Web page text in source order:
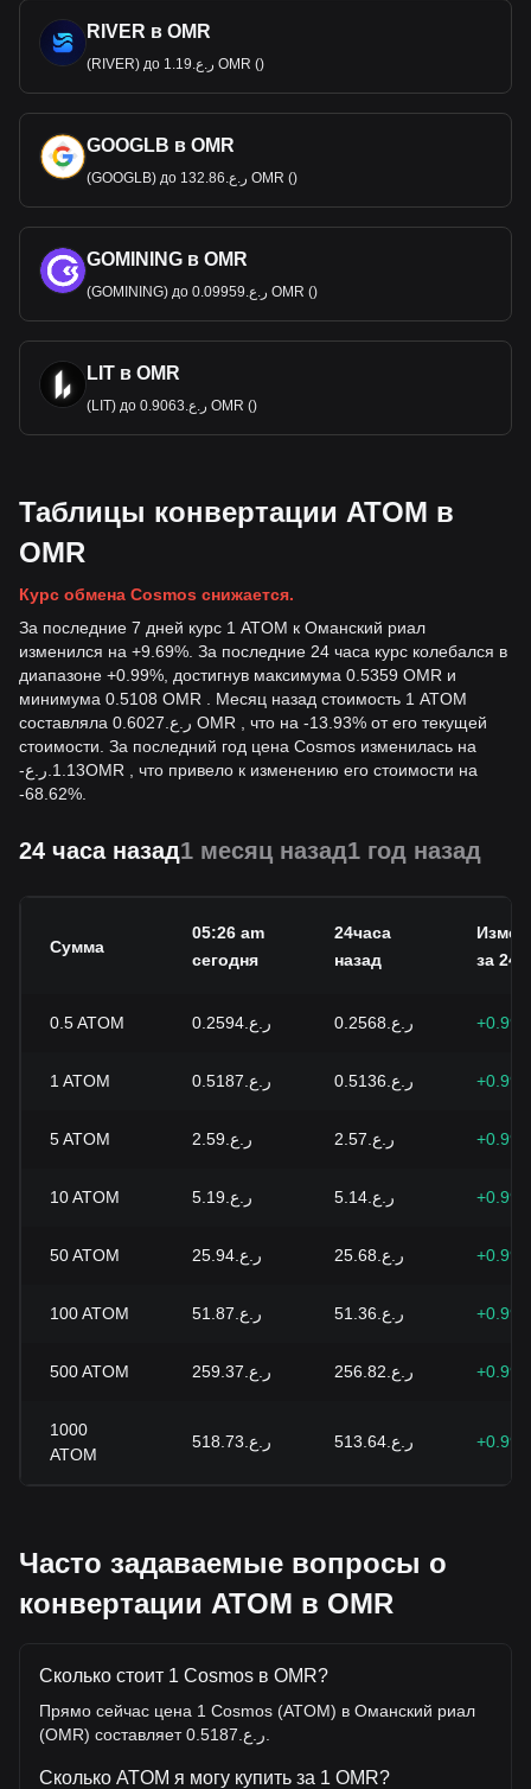
RIVER в OMR
(RIVER) до ر.ع.1.19 OMR ()
GOOGLB в OMR
(GOOGLB) до ر.ع.132.86 OMR ()
GOMINING в OMR
(GOMINING) до ر.ع.0.09959 OMR ()
LIT в OMR
(LIT) до ر.ع.0.9063 OMR ()
Таблицы конвертации ATOM в
OMR
Курс обмена Cosmos снижается.
За последние 7 дней курс 1 ATOM к Оманский риал
изменился на +9.69%. За последние 24 часа курс колебался в
диапазоне +0.99%, достигнув максимума 0.5359 OMR и
минимума 0.5108 OMR . Месяц назад стоимость 1 ATOM
составляла ر.ع.0.6027 OMR , что на -13.93% от его текущей
стоимости. За последний год цена Cosmos изменилась на
-
1.13OMR , что привело к изменению его стоимости на
-68.62%.
24 часа назад1 месяц назад1 год назад
Сумма
05:26 am
сегодня
24часа
назад
за 24
0.5ATOM ر.ع.0.2594 ر.ع.0.2568
1 ATOM ر.ع.0.5187 ر.ع.0.5136
5ATOM ر.ع.2.59 ر.ع.2.57
10ATOM ر.ع.5.19 ر.ع.5.14
50ATOM ر.ع.25.94 ر.ع.25.68
100ATOM ر.ع.51.87 ر.ع.51.36
500ATOM ر.ع.259.37 ر.ع.256.82
1000
ATOM
ر.ع.518.73 ر.ع.513.64
Часто задаваемые вопросы о
конвертации ATOM в OMR
Сколько стоит 1 Cosmos в OMR?
Прямо сейчас цена 1 Cosmos (ATOM) в Оманский риал
Сколько ATOM я могу купить за 1 OMR?